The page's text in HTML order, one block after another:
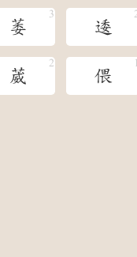
萎 逶
葳 偎